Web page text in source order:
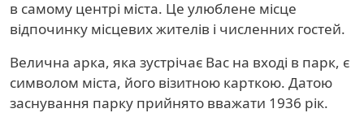
в самому центрі міста. Це улюблене місце
відпочинку місцевих жителів і численних гостей.
Велична арка, яка зустрічає Вас на вході в парк, є
символом міста, його візитною карткою. Датою
заснування парку прийнято вважати 1936 рік.